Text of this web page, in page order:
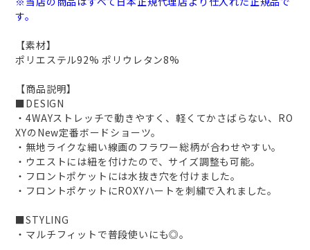
す。
【素材】
ポリエステル92% ポリウレタン8%
【商品説明】
■DESIGN
・4WAYストレッチで動きやすく、軽くてかさばらない、RO
XYのNew定番ボードショーツ。
・無地ライクな細い線画のフラワー総柄が合わせやすい。
・ウエストには紐を付けたので、サイズ調整も可能。
・フロントポケットには水抜き穴を付けました。
・フロントポケットにROXYハートを刺繍で入れました。
■STYLING
・マルチフィットで普段使いにも◎。